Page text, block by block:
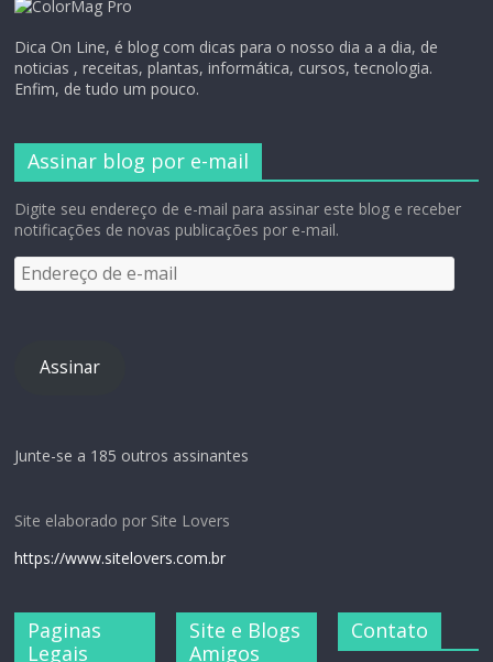
Dica On Line, é blog com dicas para o nosso dia a a dia, de
noticias , receitas, plantas, informática, cursos, tecnologia.
Enfim, de tudo um pouco.
Assinar blog por e-mail
Digite seu endereço de e-mail para assinar este blog e receber
notificações de novas publicações por e-mail.
Assinar
Junte-se a 185 outros assinantes
Site elaborado por Site Lovers
https://www.sitelovers.com.br
Paginas
Legais
Site e Blogs
Amigos
Contato